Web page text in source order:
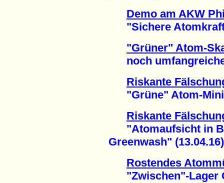
Demo am AKW
"Sichere
"Grüner" Atom-
noch
Riskante
"Grüne" Atom-
Riskante
"Atomaufsicht in
Greenwash" (13.04.16)
Rostendes
"Zwischen"-Lager